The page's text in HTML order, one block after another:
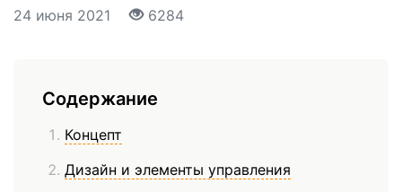
24 июня 2021 6284
Содержание
Концепт
Дизайн и элементы управления